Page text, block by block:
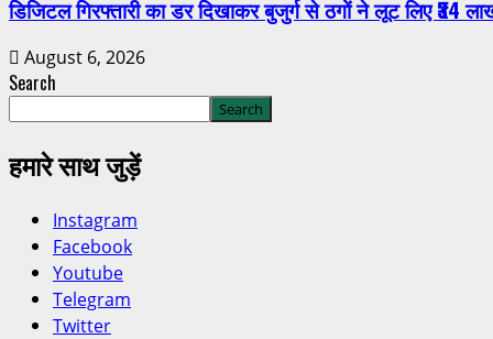
डिजिटल गिरफ्तारी का डर दिखाकर बुजुर्ग से ठगों ने लूट लिए ₹34
August 6, 2026
Search
Search
हमारे साथ जुड़ें
Instagram
Facebook
Youtube
Telegram
Twitter